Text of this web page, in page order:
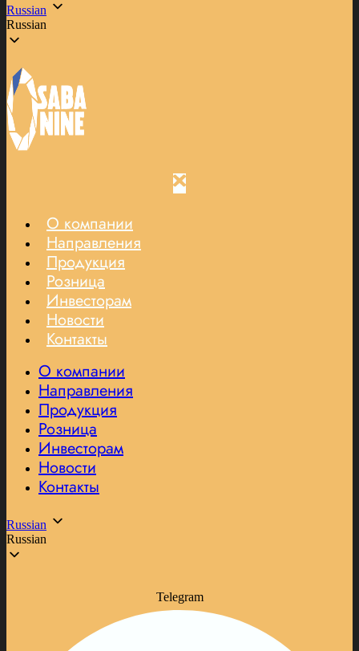
Russian
Russian
О компании
Направления
Продукция
Розница
Инвесторам
Новости
Контакты
О компании
Направления
Продукция
Розница
Инвесторам
Новости
Контакты
Russian
Russian
Telegram